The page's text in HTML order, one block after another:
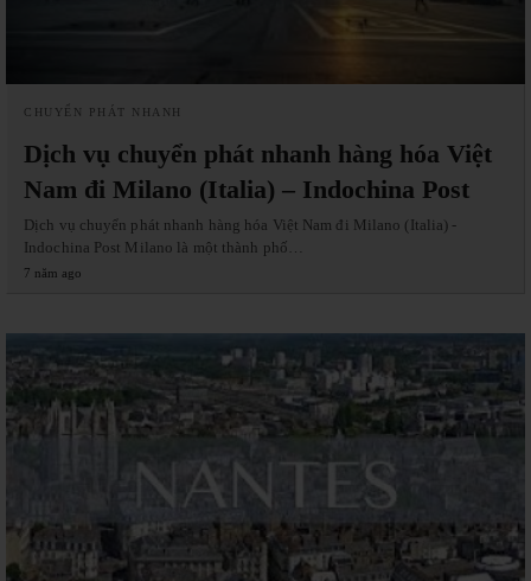
CHUYỂN PHÁT NHANH
Dịch vụ chuyển phát nhanh hàng hóa Việt
Nam đi Milano (Italia) – Indochina Post
Dịch vụ chuyển phát nhanh hàng hóa Việt Nam đi Milano (Italia) -
Indochina Post Milano là một thành phố…
7 năm ago